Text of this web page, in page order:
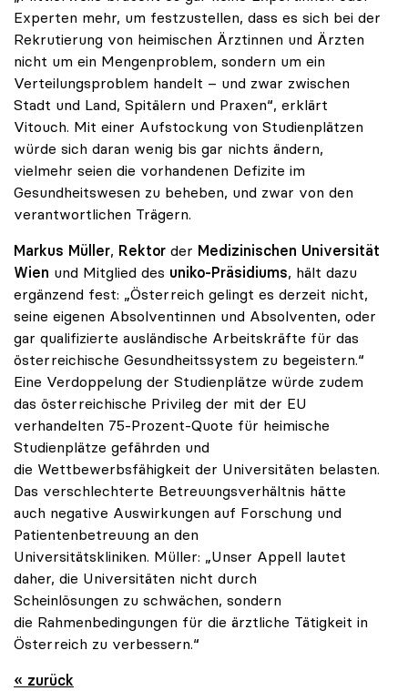
Experten mehr, um festzustellen, dass es sich bei der
Rekrutierung von heimischen Ärztinnen und Ärzten
nicht um ein Mengenproblem, sondern um ein
Verteilungsproblem handelt – und zwar zwischen
Stadt und Land, Spitälern und Praxen“, erklärt
Vitouch. Mit einer Aufstockung von Studienplätzen
würde sich daran wenig bis gar nichts ändern,
vielmehr seien die vorhandenen Defizite im
Gesundheitswesen zu beheben, und zwar von den
verantwortlichen Trägern.
Markus Müller, Rektor der Medizinischen Universität
Wien und Mitglied des uniko-Präsidiums, hält dazu
ergänzend fest: „Österreich gelingt es derzeit nicht,
seine eigenen Absolventinnen und Absolventen, oder
gar qualifizierte ausländische Arbeitskräfte für das
österreichische Gesundheitssystem zu begeistern.“
Eine Verdoppelung der Studienplätze würde zudem
das österreichische Privileg der mit der EU
verhandelten 75-Prozent-Quote für heimische
Studienplätze gefährden und
die Wettbewerbsfähigkeit der Universitäten belasten.
Das verschlechterte Betreuungsverhältnis hätte
auch negative Auswirkungen auf Forschung und
Patientenbetreuung an den
Universitätskliniken. Müller: „Unser Appell lautet
daher, die Universitäten nicht durch
Scheinlösungen zu schwächen, sondern
die Rahmenbedingungen für die ärztliche Tätigkeit in
Österreich zu verbessern.“
« zurück